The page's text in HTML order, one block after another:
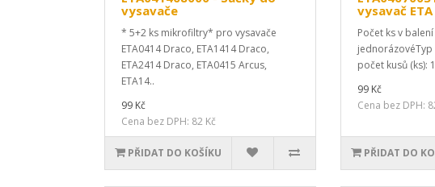
vysavače
* 5+2 ks mikrofiltry* pro vysavače
ETA0414 Draco, ETA1414 Draco,
ETA2414 Draco, ETA0415 Arcus,
ETA14..
99 Kč
Cena bez DPH: 82 Kč
PŘIDAT DO KOŠÍKU
vysavač
Počet ks v
počet kusů (ks):
99 Kč
Cena bez DPH:
PŘIDAT DO